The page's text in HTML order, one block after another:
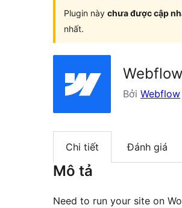
Plugin này chưa được cập
nhất.
Bởi Webflow
Chi tiết Đánh giá
Mô tả
Need to run your site on